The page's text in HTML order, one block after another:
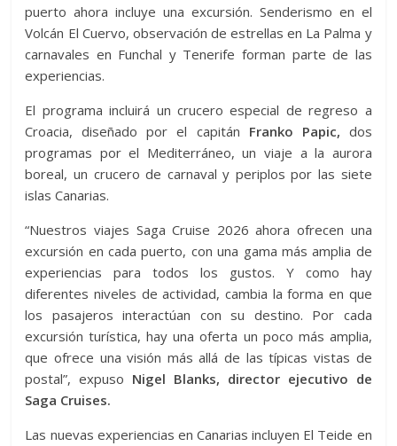
puerto ahora incluye una excursión. Senderismo en el
Volcán El Cuervo, observación de estrellas en La Palma y
carnavales en Funchal y Tenerife forman parte de las
experiencias.
El programa incluirá un crucero especial de regreso a
Croacia, diseñado por el capitán Franko Papic, dos
programas por el Mediterráneo, un viaje a la aurora
boreal, un crucero de carnaval y periplos por las siete
islas Canarias.
“Nuestros viajes Saga Cruise 2026 ahora ofrecen una
excursión en cada puerto, con una gama más amplia de
experiencias para todos los gustos. Y como hay
diferentes niveles de actividad, cambia la forma en que
los pasajeros interactúan con su destino. Por cada
excursión turística, hay una oferta un poco más amplia,
que ofrece una visión más allá de las típicas vistas de
postal”, expuso Nigel Blanks, director ejecutivo de
Saga Cruises.
Las nuevas experiencias en Canarias incluyen El Teide en